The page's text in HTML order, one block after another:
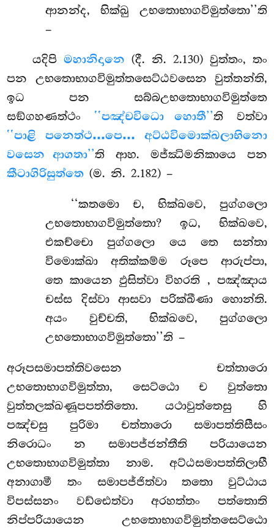
ආනන්ද, භික්ඛු උභතොභාගවිමුත්තො’’ති
–
යදිපි මහානිදානෙ (දී. නි. 2.130) වුත්තං, තං
පන උභතොභාගවිමුත්තසෙට්ඨවසෙන වුත්තන්ති,
ඉධ පන සබ්බඋභතොභාගවිමුත්තෙ
සඞ්ගහණත්ථං ‘‘පඤ්චවිධො හොතී’’ති වත්වා
‘‘පාළි පනෙත්ථ…පෙ… අට්ඨවිමොක්ඛලාභිනො
වසෙන ආගතා’’ති ආහ. මජ්ඣිමනිකායෙ පන
කීටාගිරිසුත්තෙ (ම. නි. 2.182) –
‘‘කතමො ච, භික්ඛවෙ, පුග්ගලො
උභතොභාගවිමුත්තො? ඉධ, භික්ඛවෙ,
එකච්චො පුග්ගලො යෙ තෙ සන්තා
විමොක්ඛා අතික්කම්ම රූපෙ ආරුප්පා,
තෙ කායෙන ඵුසිත්වා විහරති , පඤ්ඤාය
චස්ස දිස්වා ආසවා පරික්ඛීණා හොන්ති.
අයං වුච්චති, භික්ඛවෙ, පුග්ගලො
උභතොභාගවිමුත්තො’’ති –
අරූපසමාපත්තිවසෙන චත්තාරො
උභතොභාගවිමුත්තා, සෙට්ඨො ච වුත්තො
වුත්තලක්ඛණූපපත්තිතො. යථාවුත්තෙසු හි
පඤ්චසු පුරිමා චත්තාරො සමාපත්තිසීසං
නිරොධං න සමාපජ්ජන්තීති පරියායෙන
උභතොභාගවිමුත්තා නාම. අට්ඨසමාපත්තිලාභී
අනාගාමී තං සමාපජ්ජිත්වා තතො වුට්ඨාය
විපස්සනං වඩ්ඪෙත්වා අරහත්තං පත්තොති
නිප්පරියායෙන උභතොභාගවිමුත්තසෙට්ඨො